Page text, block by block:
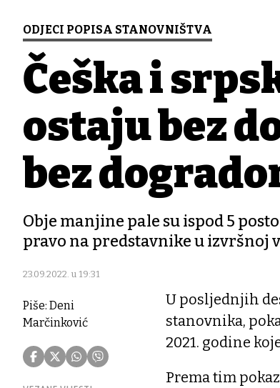
ODJECI POPISA STANOVNIŠTVA
Češka i
ostaju bez
bez
Obje manjine pale su ispod 5
pravo na predstavnike u izvršnoj
23.09.2022. u 19:31
Piše: Deni
Marčinković
U posljednjih
stanovnika,
2021. godine
Prema tim